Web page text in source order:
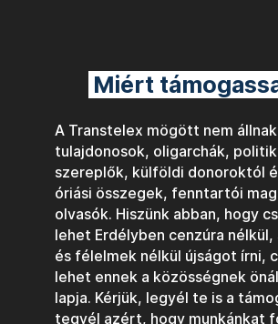
Miért
A Transtelex mögött nem
tulajdonosok, oligarchák,
szereplők, külföldi donoroktól
óriási összegek, fenntartói
olvasók. Hiszünk abban, hogy
lehet Erdélyben cenzúra nélkül,
és félelmek nélkül újságot írni,
lehet ennek a közösségnek
lapja. Kérjük, legyél te is a
tegyél azért, hogy munkánkat